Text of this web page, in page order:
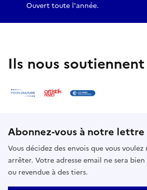
Ouvert toute l'année.
Ils nous soutiennent
Abonnez-vous à notre
Vous décidez des envois que vous
arrêter. Votre adresse email ne sera
ou revendue à des tiers.